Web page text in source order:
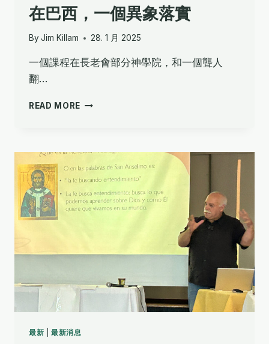
在巴西，一個異象落實
By Jim Killam 28. 1 月 2025
一個課程在長老會部分神學院，和一個聾人
翻…
READ MORE
個
異
象
落
實
最新 最新消息